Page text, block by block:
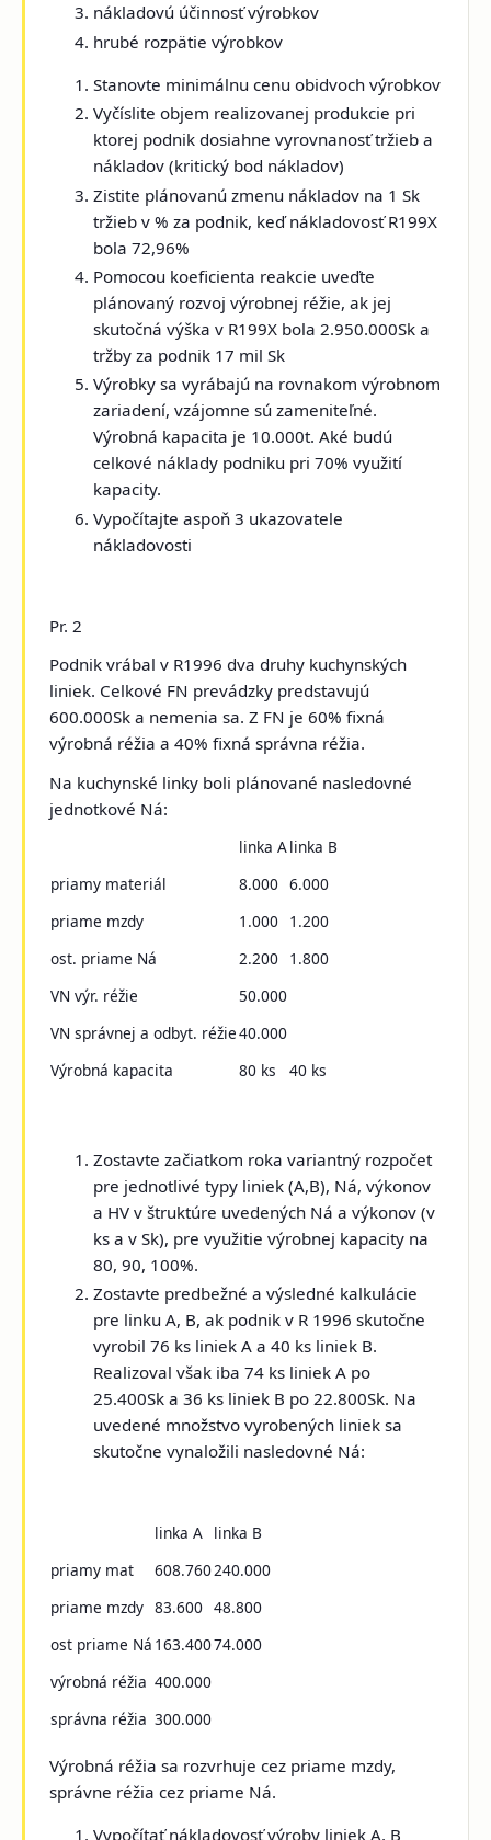
nákladovú účinnosť výrobkov
hrubé rozpätie výrobkov
Stanovte minimálnu cenu obidvoch výrobkov
Vyčíslite objem realizovanej produkcie pri
ktorej podnik dosiahne vyrovnanosť tržieb a
nákladov (kritický bod nákladov)
Zistite plánovanú zmenu nákladov na 1 Sk
tržieb v % za podnik, keď nákladovosť R199X
bola 72,96%
Pomocou koeficienta reakcie uveďte
plánovaný rozvoj výrobnej réžie, ak jej
skutočná výška v R199X bola 2.950.000Sk a
tržby za podnik 17 mil Sk
Výrobky sa vyrábajú na rovnakom výrobnom
zariadení, vzájomne sú zameniteľné.
Výrobná kapacita je 10.000t. Aké budú
celkové náklady podniku pri 70% využití
kapacity.
Vypočítajte aspoň 3 ukazovatele
nákladovosti
Pr. 2
Podnik vrábal v R1996 dva druhy kuchynských
liniek. Celkové FN prevádzky predstavujú
600.000Sk a nemenia sa. Z FN je 60% fixná
výrobná réžia a 40% fixná správna réžia.
Na kuchynské linky boli plánované nasledovné
jednotkové Ná:
linka Alinka B
priamy materiál
8.000 6.000
priame mzdy
1.000 1.200
ost. priame Ná
2.200 1.800
VN výr. réžie
50.000
VN správnej a odbyt. réžie40.000
Výrobná kapacita
80 ks 40 ks
Zostavte začiatkom roka variantný rozpočet
pre jednotlivé typy liniek (A,B), Ná, výkonov
a HV v štruktúre uvedených Ná a výkonov (v
ks a v Sk), pre využitie výrobnej kapacity na
80, 90, 100%.
Zostavte predbežné a výsledné kalkulácie
pre linku A, B, ak podnik v R 1996 skutočne
vyrobil 76 ks liniek A a 40 ks liniek B.
Realizoval však iba 74 ks liniek A po
25.400Sk a 36 ks liniek B po 22.800Sk. Na
uvedené množstvo vyrobených liniek sa
skutočne vynaložili nasledovné Ná:
linka A linka B
priamy mat
608.760240.000
priame mzdy 83.600 48.800
ost priame Ná 163.40074.000
výrobná réžia 400.000
správna réžia 300.000
Výrobná réžia sa rozvrhuje cez priame mzdy,
správne réžia cez priame Ná.
Vypočítať nákladovosť výroby liniek A, B